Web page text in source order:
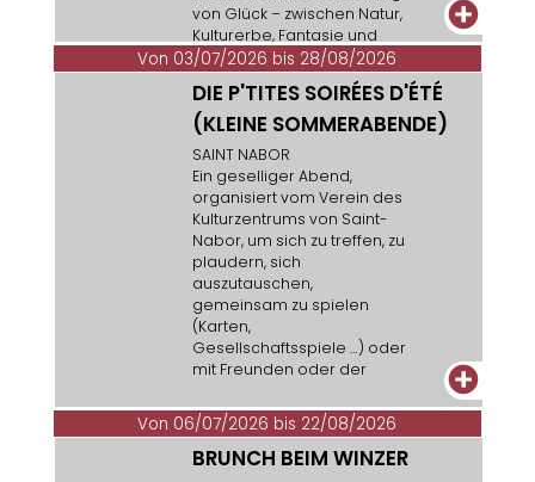
von Glück – zwischen Natur,
Kulturerbe, Fantasie und
Tierwelt.
+
Von 03/07/2026 bis 28/08/2026
DIE P'TITES SOIRÉES D'ÉTÉ
(KLEINE SOMMERABENDE)
SAINT NABOR
Ein geselliger Abend,
organisiert vom Verein des
Kulturzentrums von Saint-
Nabor, um sich zu treffen, zu
plaudern, sich
auszutauschen,
gemeinsam zu spielen
(Karten,
Gesellschaftsspiele …) oder
mit Freunden oder der
+
Von 06/07/2026 bis 22/08/2026
BRUNCH BEIM WINZER